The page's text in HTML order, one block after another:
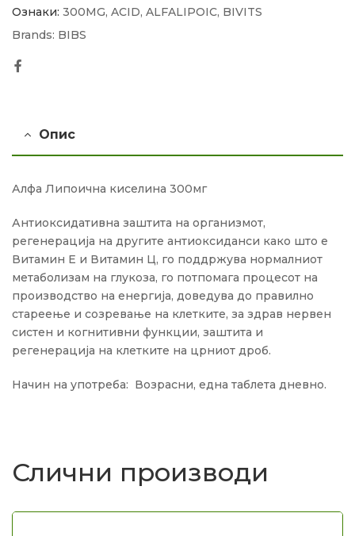
Ознаки: 300MG, ACID, ALFALIPOIC, BIVITS
Brands: BIBS
Опис
Алфа Липоична киселина 300мг
Антиоксидативна заштита на организмот,
регенерација на другите антиоксиданси како што е
Витамин Е и Витамин Ц, го поддржува нормалниот
метаболизам на глукоза, го потпомага процесот на
производство на енергија, доведува до правилно
стареење и созревање на клетките, за здрав нервен
систен и когнитивни функции, заштита и
регенерација на клетките на црниот дроб.
Начин на употреба: Возрасни, една таблета дневно.
Слични производи